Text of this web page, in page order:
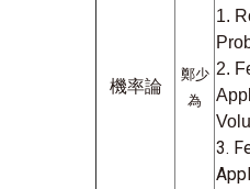
機率論
鄭少
為
1.
2.
3.